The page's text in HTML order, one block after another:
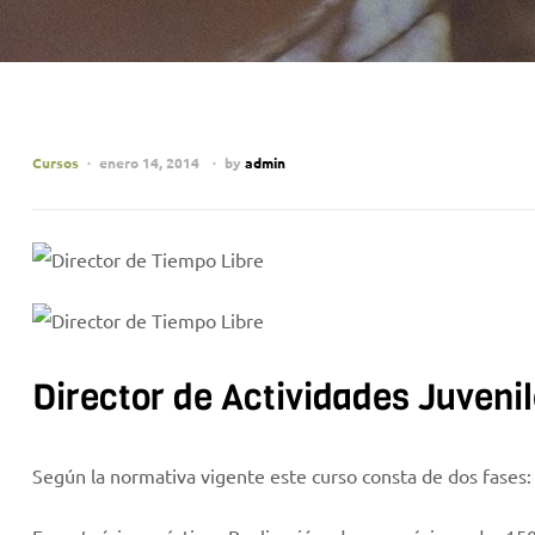
Cursos enero 14, 2014 by admin
Director de Actividades
Según la normativa vigente este curso consta de dos fases: